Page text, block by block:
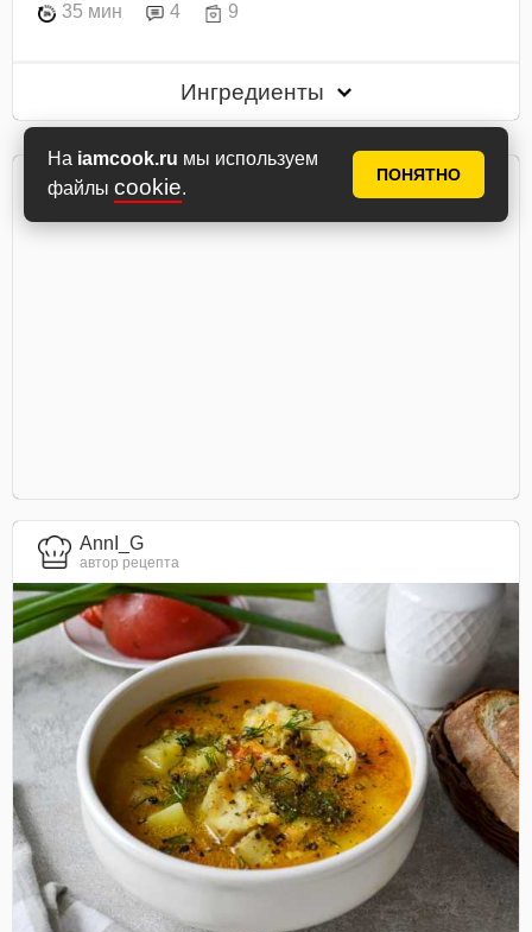
На iamcook.ru мы используем
файлы cookie.
ПОНЯТНО
35 мин 4 9
Ингредиенты
AnnI_G
автор рецепта